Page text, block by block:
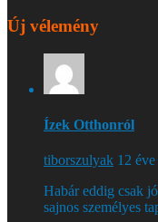
Új vélemény
Ízek Otthonról
tiborszulyak 12 éve
Habár eddig csak
sajnos személyes